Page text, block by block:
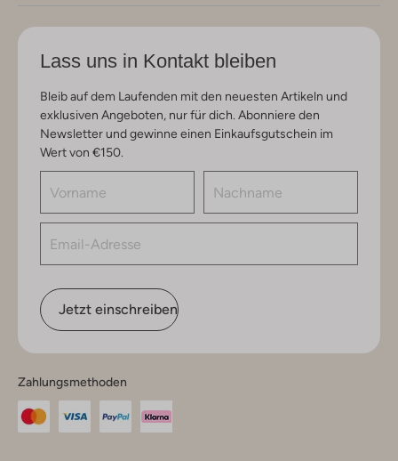
Lass uns in Kontakt bleiben
Bleib auf dem Laufenden mit den neuesten Artikeln und
exklusiven Angeboten, nur für dich. Abonniere den
Newsletter und gewinne einen Einkaufsgutschein im
Wert von €150.
Jetzt einschreiben
Zahlungsmethoden